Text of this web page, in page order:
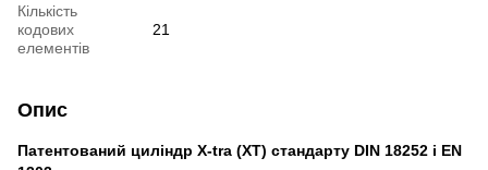
Кількість
кодових
елементів
21
Опис
Патентований циліндр X-tra (XT) стандарту DIN 18252 і EN